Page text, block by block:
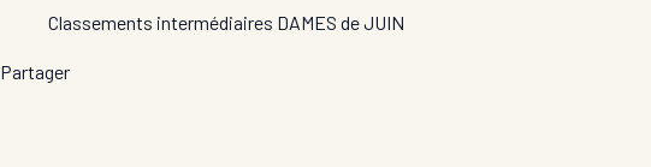
Classements intermédiaires DAMES de JUIN
Partager